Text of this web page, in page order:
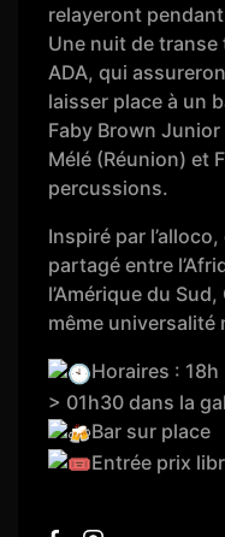
relayeront
Une nuit de transe
ADA, qui
laisser place à un
Faby Brown
Mélé (Réunion) et
percussions.
Inspiré par
partagé entre
l’Amérique du
même universalité
Horaires :
> 01h30 dans la
Bar sur place
Entrée prix